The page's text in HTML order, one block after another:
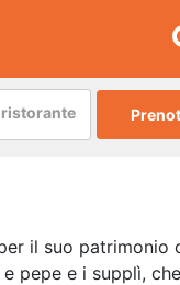
il suo patrimonio
pepe e i supplì,